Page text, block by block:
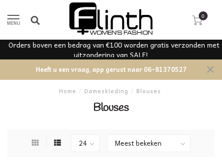
MENU
0
Orders boven een bedrag van €100 worden gratis verzonden met
uitzondering van SALE!
Heeft u een vraag, app gerust naar 06-81370527
Home / Dameskleding / Blouses
Blouses